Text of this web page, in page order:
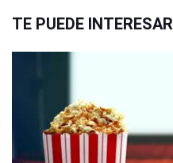
TE PUEDE INTERESAR